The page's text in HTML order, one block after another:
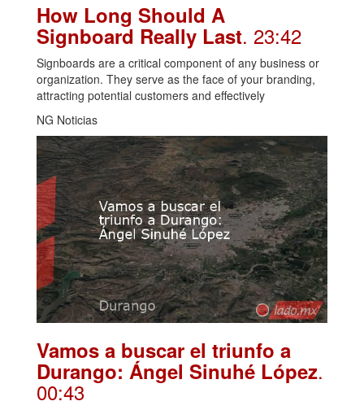
How Long Should A
Signboard Really Last. 23:42
Signboards are a critical component of any business or
organization. They serve as the face of your branding,
attracting potential customers and effectively
NG Noticias
Vamos a buscar el triunfo a
Durango: Ángel Sinuhé López.
00:43